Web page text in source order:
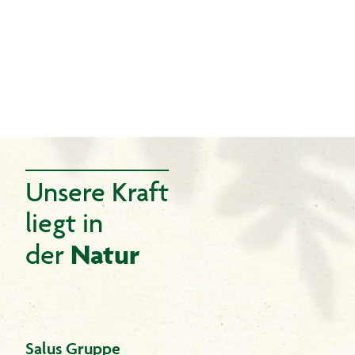
Unsere Kraft
liegt in
der Natur
Salus Gruppe